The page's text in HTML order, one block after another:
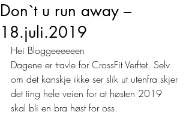
Don`t u run away –
18.juli.2019
Hei Bloggeeeeeen
Dagene er travle for CrossFit Verftet. Selv
om det kanskje ikke ser slik ut utenfra skjer
det ting hele veien for at høsten 2019
skal bli en bra høst for oss.